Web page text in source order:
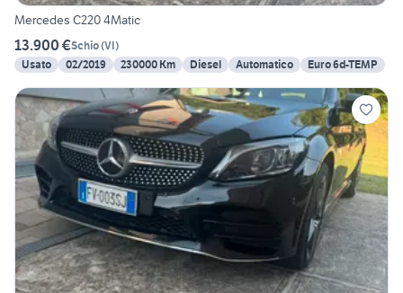
Mercedes C220 4Matic
13.900 €Schio(VI)
Usato
02/2019 230000 Km Diesel Automatico Euro 6d-TEMP